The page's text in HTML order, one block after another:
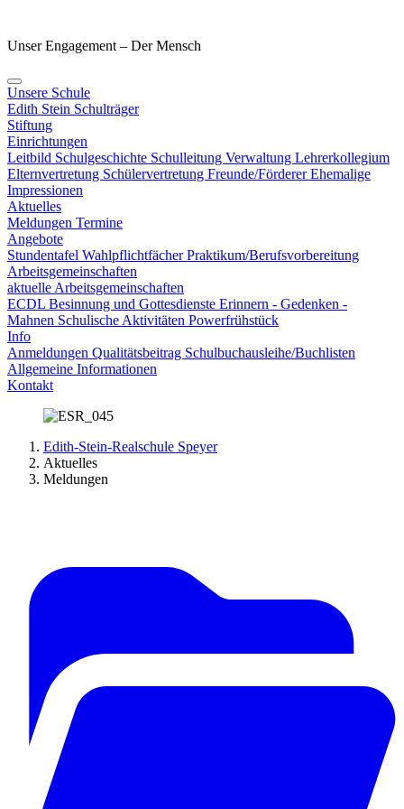
Unser Engagement – Der Mensch
Unsere Schule
Edith Stein Schulträger
Stiftung
Einrichtungen
Leitbild Schulgeschichte Schulleitung Verwaltung Lehrerkollegium
Elternvertretung Schülervertretung Freunde/FördererEhemalige
Impressionen
Aktuelles
Meldungen Termine
Angebote
Stundentafel WahlpflichtfächerPraktikum/Berufsvorbereitung
Arbeitsgemeinschaften
aktuelle Arbeitsgemeinschaften
ECDL Besinnung und Gottesdienste Erinnern - Gedenken -
Mahnen Schulische Aktivitäten Powerfrühstück
Info
Anmeldungen Qualitätsbeitrag Schulbuchausleihe/Buchlisten
Allgemeine Informationen
Kontakt
Edith-Stein-Realschule Speyer
Aktuelles
Meldungen